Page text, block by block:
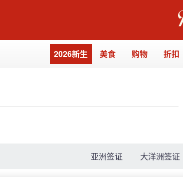
2026新生 美食 购物 折扣
亚洲签证 大洋洲签证